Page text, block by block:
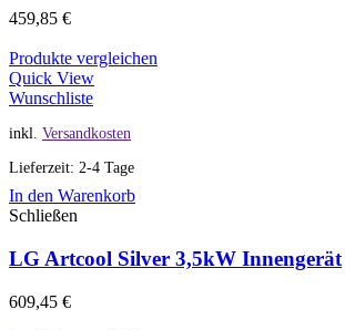
459,85 €
Produkte vergleichen
Quick View
Wunschliste
inkl. Versandkosten
Lieferzeit: 2-4 Tage
In den Warenkorb
Schließen
LG Artcool Silver 3,5kW Innengerät
609,45 €